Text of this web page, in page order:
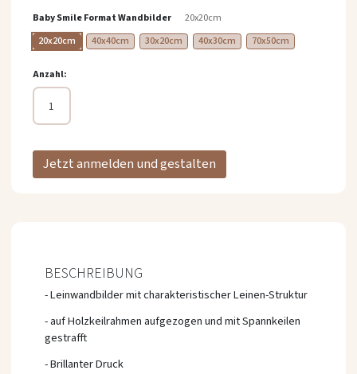
Baby Smile Format Wandbilder
20x20cm
20x20cm
40x40cm 30x20cm 40x30cm 70x50cm
Anzahl
Jetzt anmelden und gestalten
BESCHREIBUNG
- Leinwandbilder mit charakteristischer Leinen-Struktur
- auf Holzkeilrahmen aufgezogen und mit Spannkeilen
gestrafft
- Brillanter Druck